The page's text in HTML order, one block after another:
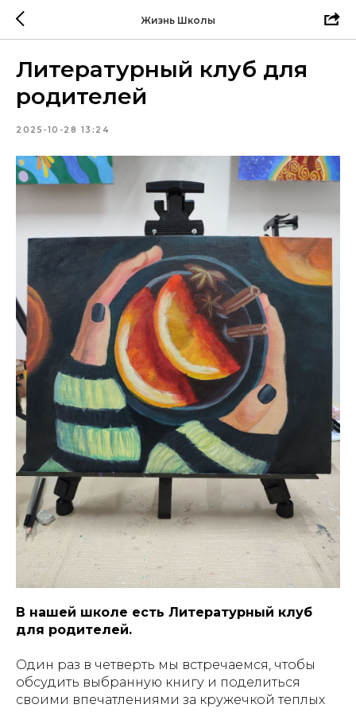
Жизнь Школы
Литературный клуб для
родителей
2025-10-28 13:24
В нашей школе есть Литературный клуб
для родителей.
Один раз в четверть мы встречаемся, чтобы
обсудить выбранную книгу и поделиться
своими впечатлениями за кружечкой теплых